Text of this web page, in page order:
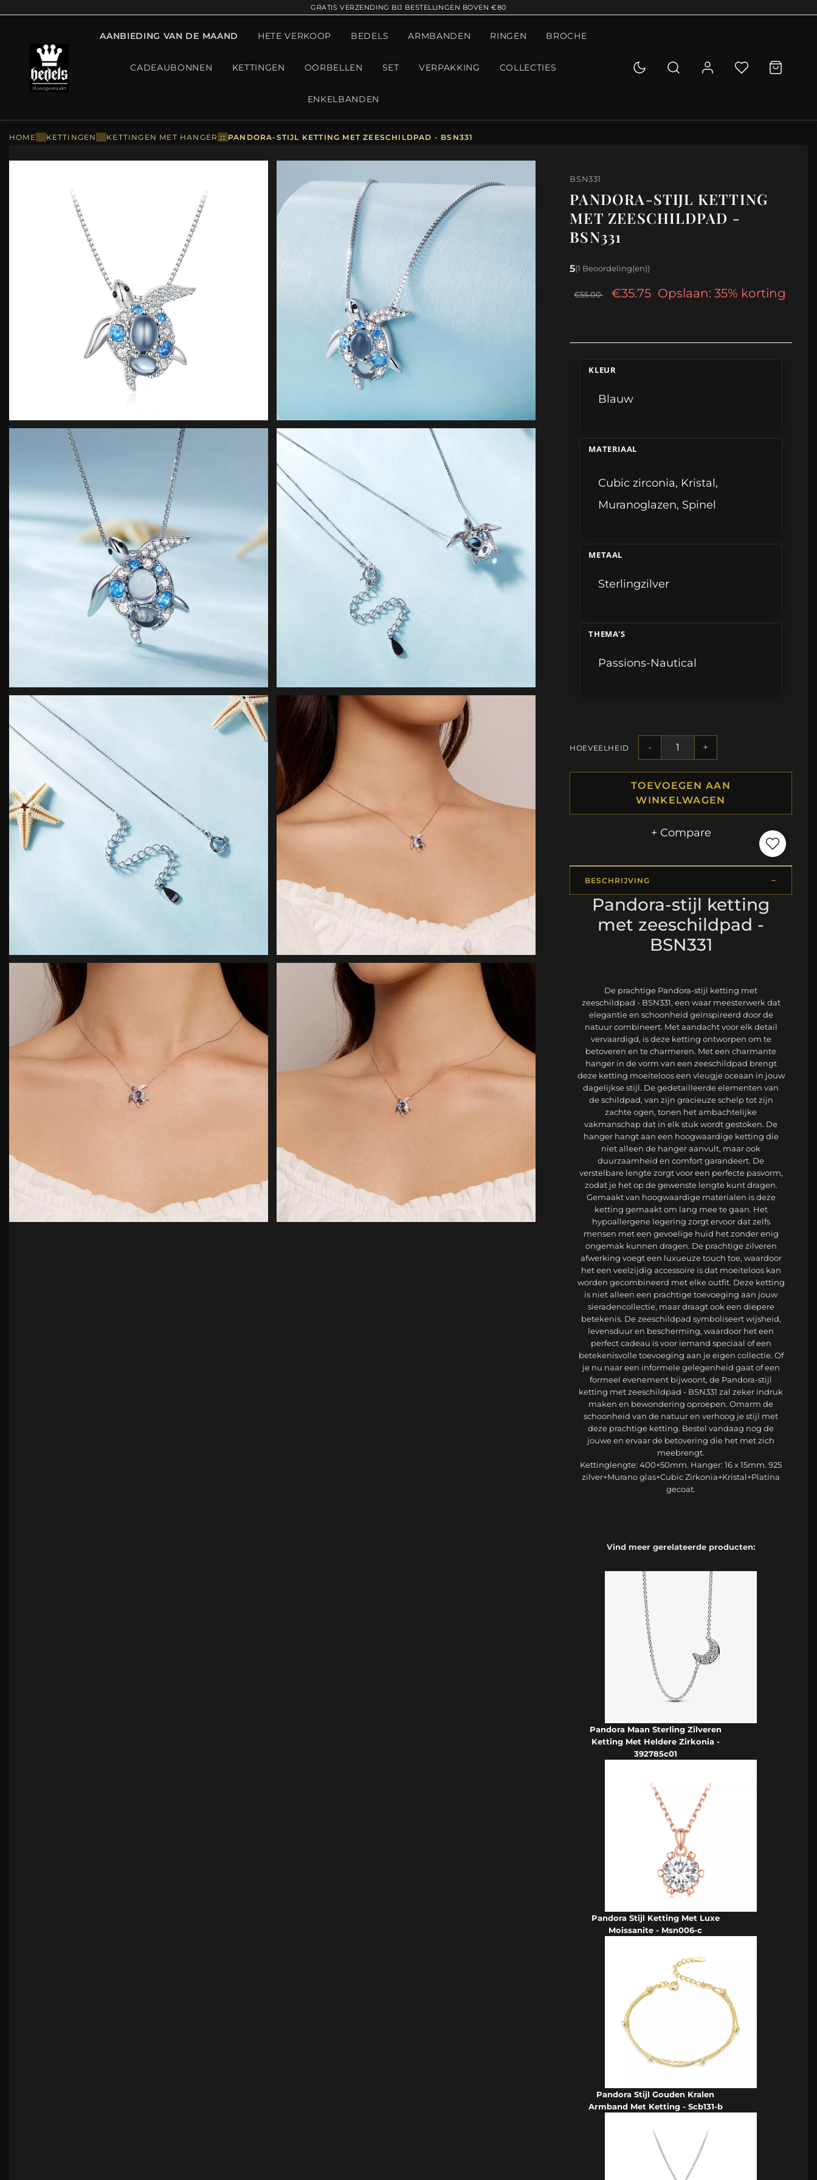
GRATIS VERZENDING BIJ BESTELLINGEN BOVEN €80
AANBIEDING VAN DE MAAND HETE VERKOOP BEDELS ARMBANDEN RINGEN BROCHE
CADEAUBONNEN KETTINGEN OORBELLEN SET VERPAKKING COLLECTIES
ENKELBANDEN
HOME :: KETTINGEN :: KETTINGEN MET HANGER :: PANDORA-STIJL KETTING MET ZEESCHILDPAD - BSN331
BSN331
PANDORA-STIJL KETTING
MET ZEESCHILDPAD -
BSN331
5(1 Beoordeling(en))
€55.00 €35.75 Opslaan: 35% korting
KLEUR
Blauw
MATERIAAL
Cubic zirconia, Kristal,
Muranoglazen, Spinel
METAAL
Sterlingzilver
THEMA'S
Passions-Nautical
HOEVEELHEID - +
TOEVOEGEN AAN
WINKELWAGEN
+ Compare
BESCHRIJVING
Pandora-stijl ketting
met zeeschildpad -
BSN331
De prachtige Pandora-stijl ketting met
zeeschildpad - BSN331, een waar meesterwerk dat
elegantie en schoonheid geïnspireerd door de
natuur combineert. Met aandacht voor elk detail
vervaardigd, is deze ketting ontworpen om te
betoveren en te charmeren. Met een charmante
hanger in de vorm van een zeeschildpad brengt
deze ketting moeiteloos een vleugje oceaan in jouw
dagelijkse stijl. De gedetailleerde elementen van
de schildpad, van zijn gracieuze schelp tot zijn
zachte ogen, tonen het ambachtelijke
vakmanschap dat in elk stuk wordt gestoken. De
hanger hangt aan een hoogwaardige ketting die
niet alleen de hanger aanvult, maar ook
duurzaamheid en comfort garandeert. De
verstelbare lengte zorgt voor een perfecte pasvorm,
zodat je het op de gewenste lengte kunt dragen.
Gemaakt van hoogwaardige materialen is deze
ketting gemaakt om lang mee te gaan. Het
hypoallergene legering zorgt ervoor dat zelfs
mensen met een gevoelige huid het zonder enig
ongemak kunnen dragen. De prachtige zilveren
afwerking voegt een luxueuze touch toe, waardoor
het een veelzijdig accessoire is dat moeiteloos kan
worden gecombineerd met elke outfit. Deze ketting
is niet alleen een prachtige toevoeging aan jouw
sieradencollectie, maar draagt ook een diepere
betekenis. De zeeschildpad symboliseert wijsheid,
levensduur en bescherming, waardoor het een
perfect cadeau is voor iemand speciaal of een
betekenisvolle toevoeging aan je eigen collectie. Of
je nu naar een informele gelegenheid gaat of een
formeel evenement bijwoont, de Pandora-stijl
ketting met zeeschildpad - BSN331 zal zeker indruk
maken en bewondering oproepen. Omarm de
schoonheid van de natuur en verhoog je stijl met
deze prachtige ketting. Bestel vandaag nog de
jouwe en ervaar de betovering die het met zich
meebrengt.
Kettinglengte: 400+50mm. Hanger: 16 x 15mm. 925
zilver+Murano glas+Cubic Zirkonia+Kristal+Platina
gecoat.
Vind meer gerelateerde producten:
Pandora Maan Sterling Zilveren
Ketting Met Heldere Zirkonia -
392785c01
Pandora Stijl Ketting Met Luxe
Moissanite - Msn006-c
Pandora Stijl Gouden Kralen
Armband Met Ketting - Scb131-b